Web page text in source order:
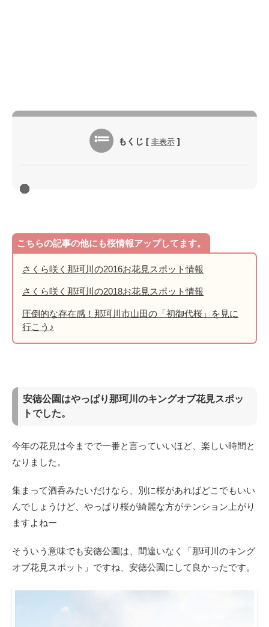
もくじ [ 非表示 ]
こちらの記事の他にも桜情報アップしてます。
さくら咲く那珂川の2016お花見スポット情報
さくら咲く那珂川の2018お花見スポット情報
圧倒的な存在感！那珂川市山田の「初御代桜」を見に
行こう♪
安徳公園はやっぱり那珂川のキングオブ花見スポッ
トでした。
今年の花見は今までで一番と言っていいほど、楽しい時間と
なりました。
集まって酒呑みたいだけなら、別に桜があればどこでもいい
んでしょうけど、やっぱり桜が綺麗な方がテンション上がり
ますよねー
そういう意味でも安徳公園は、間違いなく「那珂川のキング
オブ花見スポット」ですね、安徳公園にして良かったです。